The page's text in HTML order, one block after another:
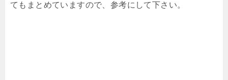
てもまとめていますので、参考にして下さい。